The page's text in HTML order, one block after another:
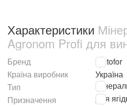
Характеристики
Agronom Profi для
(68951)
Бренд
Kvitofor
Країна виробник
Україна
Тип
Призначення
Для